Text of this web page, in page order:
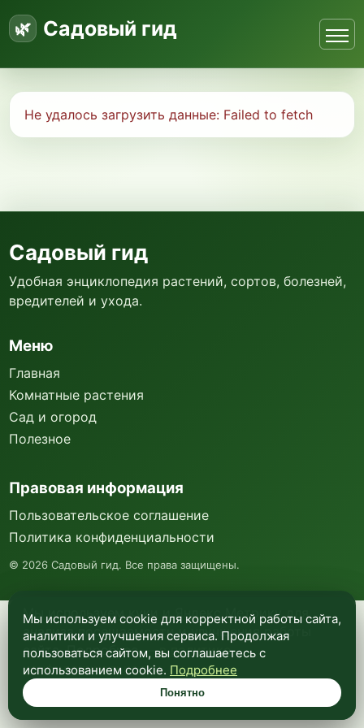
Садовый гид
Не удалось загрузить данные: Failed to fetch
Мы используем куки и Яндекс Метрику для
анализа посещаемости и улучшения работы
сайта. Подробнее —в политике
конфиденциальности.
Понятно
Садовый гид
Удобная энциклопедия растений, сортов, болезней,
вредителей и ухода.
Меню
Главная
Комнатные растения
Сад и огород
Полезное
Правовая информация
Пользовательское соглашение
Политика конфиденциальности
© 2026 Садовый гид. Все права защищены.
Мы используем cookie для корректной работы сайта,
аналитики и улучшения сервиса. Продолжая
пользоваться сайтом, вы соглашаетесь с
использованием cookie. Подробнее
Понятно